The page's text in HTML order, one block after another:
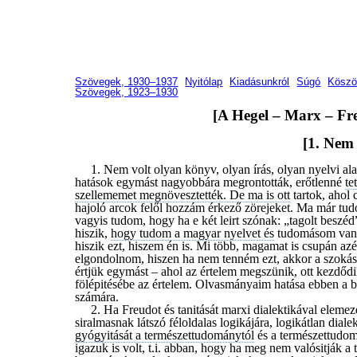
Szövegek, 1930–1937 Nyitólap Kiadásunkról Súgó
Szövegek, 1923–1930
[A Hegel – Marx –
[1.
1. Nem volt olyan könyv, olyan írás, olyan nyelvi
hatások egymást nagyobbára megrontották, erőtlenné
szellememet megnövesztették. De ma is ott tartok, ahol
hajoló arcok felől hozzám érkező zörejeket. Ma már
vagyis tudom, hogy ha e két leirt szónak: „tagolt
hiszik,hogy tudom a magyar nyelvet és tudomásom
hiszik ezt, hiszem én is. Mi több, magamat is csupán
elgondolnom, hiszen ha nem tenném ezt, akkor a
értjük egymást – ahol az értelem megszünik, ott
fölépitésébe az értelem. Olvasmányaim hatása ebben a
számára.
2. Ha Freudot és tanitását marxi dialektikával
siralmasnak látszó féloldalas logikájára, logikátlan
gyógyitását a természettudománytól és a
igazuk is volt, t.i. abban, hogy ha meg nem valósitják a